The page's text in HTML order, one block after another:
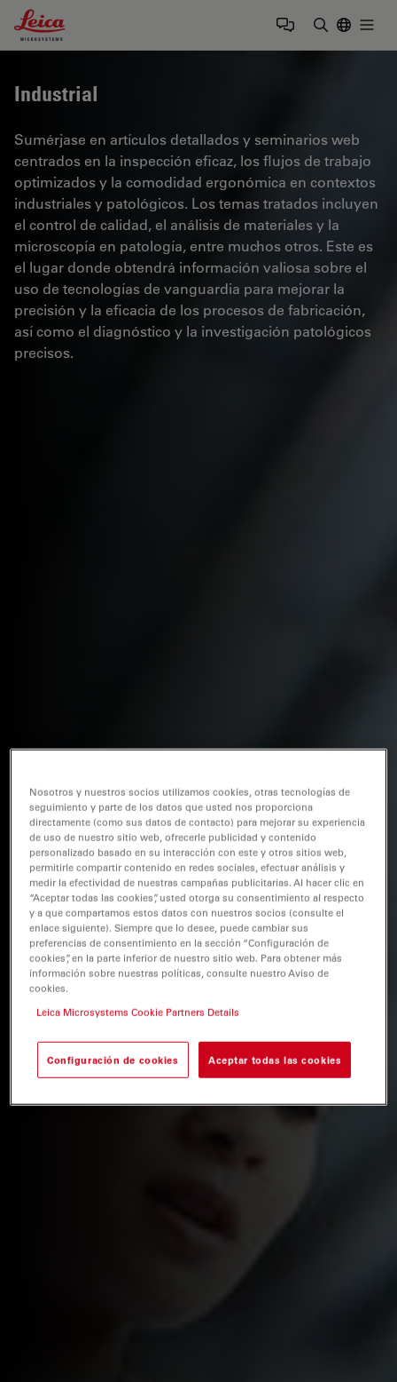
Leica Microsystems Logo
Industrial
Sumérjase en artículos detallados y seminarios web
centrados en la inspección eficaz, los flujos de trabajo
optimizados y la comodidad ergonómica en contextos
industriales y patológicos. Los temas tratados incluyen
el control de calidad, el análisis de materiales y la
microscopía en patología, entre muchos otros. Este es
el lugar donde obtendrá información valiosa sobre el
uso de tecnologías de vanguardia para mejorar la
precisión y la eficacia de los procesos de fabricación,
así como el diagnóstico y la investigación patológicos
precisos.
Nosotros y nuestros socios utilizamos cookies, otras tecnologías de
seguimiento y parte de los datos que usted nos proporciona
directamente (como sus datos de contacto) para mejorar su experiencia
de uso de nuestro sitio web, ofrecerle publicidad y contenido
personalizado basado en su interacción con este y otros sitios web,
permitirle compartir contenido en redes sociales, efectuar análisis y
medir la efectividad de nuestras campañas publicitarias. Al hacer clic en
“Aceptar todas las cookies”, usted otorga su consentimiento al respecto
y a que compartamos estos datos con nuestros socios (consulte el
enlace siguiente). Siempre que lo desee, puede cambiar sus
preferencias de consentimiento en la sección “Configuración de
cookies”, en la parte inferior de nuestro sitio web. Para obtener más
información sobre nuestras políticas, consulte nuestro Aviso de
cookies.
Leica Microsystems Cookie Partners Details
Configuración de cookies Aceptar todas las cookies